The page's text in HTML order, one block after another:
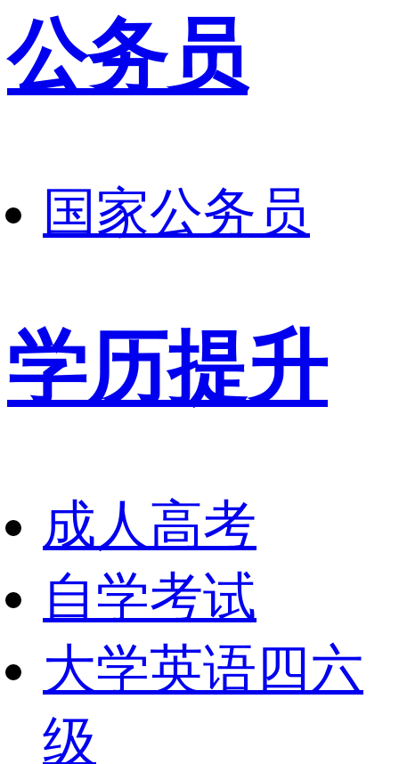
公务员
国家公务员
学历提升
成人高考
自学考试
大学英语四六
级